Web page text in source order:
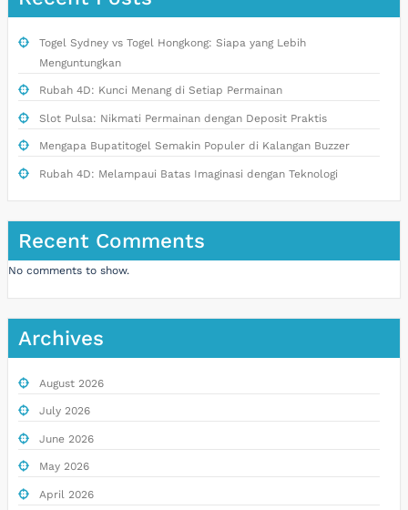
Togel Sydney vs Togel Hongkong: Siapa yang Lebih
Menguntungkan
Rubah 4D: Kunci Menang di Setiap Permainan
Slot Pulsa: Nikmati Permainan dengan Deposit Praktis
Mengapa Bupatitogel Semakin Populer di Kalangan Buzzer
Rubah 4D: Melampaui Batas Imaginasi dengan Teknologi
Recent Comments
No comments to show.
Archives
August 2026
July 2026
June 2026
May 2026
April 2026